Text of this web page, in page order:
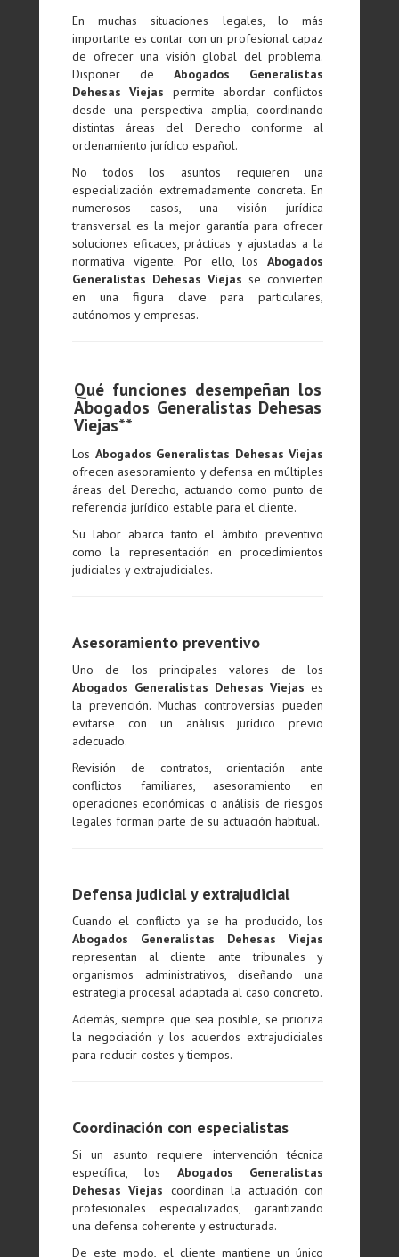
En muchas situaciones legales, lo más
importante es contar con un profesional capaz
de ofrecer una visión global del problema.
Disponer deAbogados Generalistas
Dehesas Viejas permite abordar conflictos
desde una perspectiva amplia, coordinando
distintas áreas del Derecho conforme al
ordenamiento jurídico español.
No todos los asuntos requieren una
especialización extremadamente concreta. En
numerosos casos, una visión jurídica
transversal es la mejor garantía para ofrecer
soluciones eficaces, prácticas y ajustadas a la
normativa vigente. Por ello, losAbogados
Generalistas Dehesas Viejas se convierten
en una figura clave para particulares,
autónomos y empresas.
Qué funciones desempeñan los
Abogados Generalistas Dehesas
Viejas**
Los Abogados Generalistas Dehesas Viejas
ofrecen asesoramiento y defensa en múltiples
áreas del Derecho, actuando como punto de
referencia jurídico estable para el cliente.
Su labor abarca tanto el ámbito preventivo
como la representación en procedimientos
judiciales y extrajudiciales.
Asesoramiento preventivo
Uno de los principales valores de los
Abogados Generalistas Dehesas Viejas es
la prevención. Muchas controversias pueden
evitarse con un análisis jurídico previo
adecuado.
Revisión de contratos, orientación ante
conflictos familiares, asesoramiento en
operaciones económicas o análisis de riesgos
legales forman parte de su actuación habitual.
Defensa judicial y extrajudicial
Cuando el conflicto ya se ha producido, los
Abogados Generalistas Dehesas Viejas
representan al cliente ante tribunales y
organismos administrativos, diseñando una
estrategia procesal adaptada al caso concreto.
Además, siempre que sea posible, se prioriza
la negociación y los acuerdos extrajudiciales
para reducir costes y tiempos.
Coordinación con especialistas
Si un asunto requiere intervención técnica
específica, los Abogados Generalistas
Dehesas Viejas coordinan la actuación con
profesionales especializados, garantizando
una defensa coherente y estructurada.
De este modo, el cliente mantiene un único